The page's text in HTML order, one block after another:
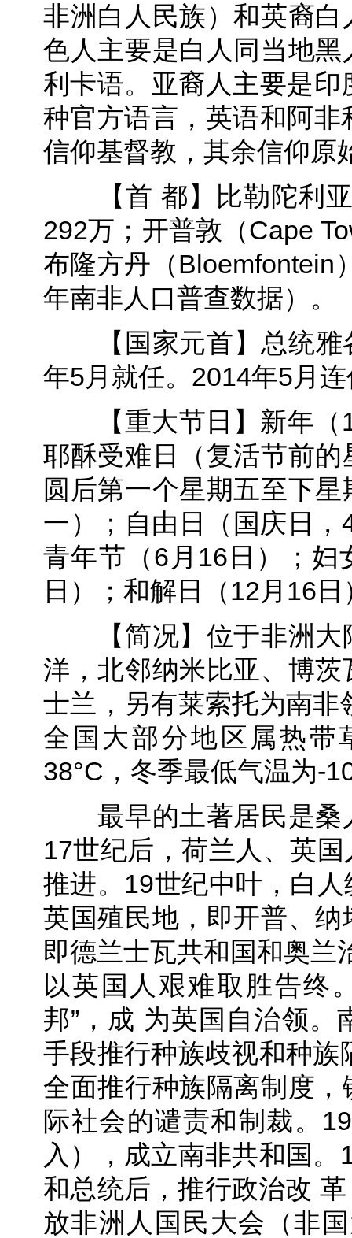
非洲白人民族）和英裔
色人主要是白人同当地
利卡语。亚裔人主要是
种官方语言，英语和阿
信仰基督教，其余信仰原
【首 都】比勒陀利亚
292万；开普敦（Cape
布隆方丹（Bloemfontein
年南非人口普查数据）。
【国家元首】总统雅
年5月就任。2014年5月
【重大节日】新年（1
耶酥受难日（复活节前
圆后第一个星期五至下
一）；自由日（国庆日
青年节（6月16日）；
日）；和解日（12月16
【简况】位于非洲大
洋，北邻纳米比亚、博
士兰，另有莱索托为南
全国大部分地区属热带
38°C，冬季最低气温为-
最早的土著居民是桑
17世纪后，荷兰人、英
推进。19世纪中叶，白
英国殖民地，即开普、
即德兰士瓦共和国和奥兰
以英国人艰难取胜告终
邦”，成 为英国自治领
手段推行种族歧视和种
全面推行种族隔离制度
际社会的谴责和制裁。
入），成立南非共和国
和总统后，推行政治改
放非洲人国民大会（非